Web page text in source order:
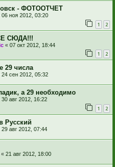
- ФОТООТЧЕТ
06 ноя 2012, 03:20
1 2
СЮДА!!!
« 07 окт 2012, 18:44
1 2
29 числа
24 сен 2012, 05:32
а 29 необходимо
30 авг 2012, 16:22
1 2
Русский
29 авг 2012, 07:44
« 21 авг 2012, 18:00